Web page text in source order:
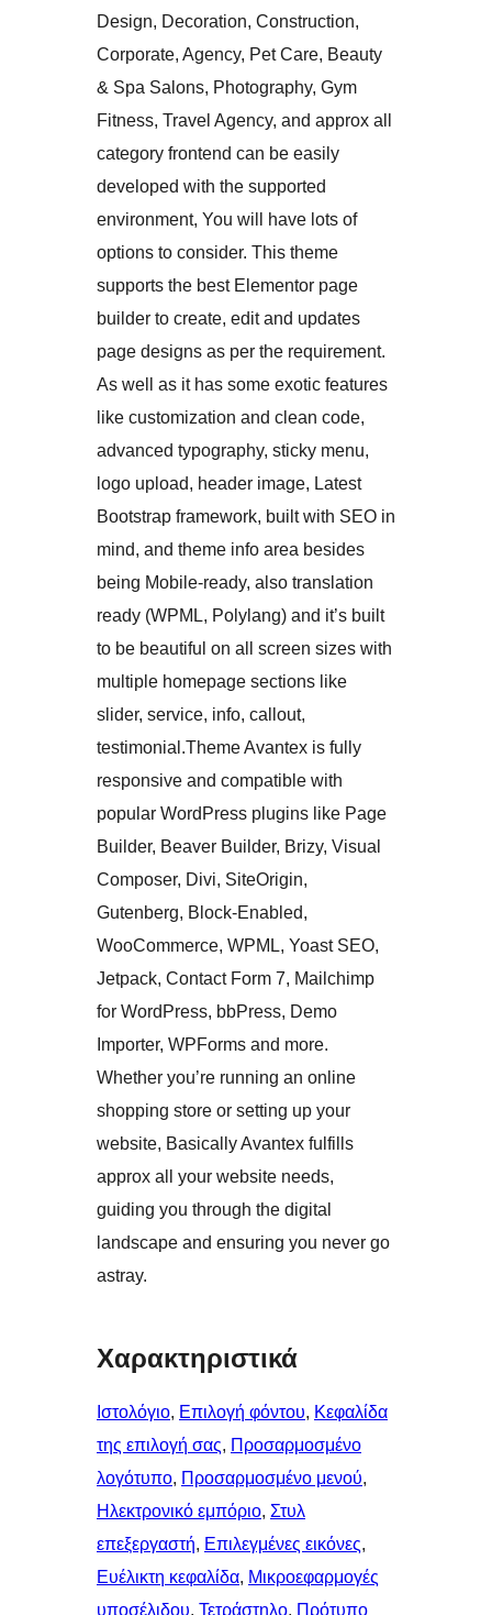
Design, Decoration, Construction,
Corporate, Agency, Pet Care, Beauty
& Spa Salons, Photography, Gym
Fitness, Travel Agency, and approx all
category frontend can be easily
developed with the supported
environment, You will have lots of
options to consider. This theme
supports the best Elementor page
builder to create, edit and updates
page designs as per the requirement.
As well as it has some exotic features
like customization and clean code,
advanced typography, sticky menu,
logo upload, header image, Latest
Bootstrap framework, built with SEO in
mind, and theme info area besides
being Mobile-ready, also translation
ready (WPML, Polylang) and it’s built
to be beautiful on all screen sizes with
multiple homepage sections like
slider, service, info, callout,
testimonial.Theme Avantex is fully
responsive and compatible with
popular WordPress plugins like Page
Builder, Beaver Builder, Brizy, Visual
Composer, Divi, SiteOrigin,
Gutenberg, Block-Enabled,
WooCommerce, WPML, Yoast SEO,
Jetpack, Contact Form 7, Mailchimp
for WordPress, bbPress, Demo
Importer, WPForms and more.
Whether you’re running an online
shopping store or setting up your
website, Basically Avantex fulfills
approx all your website needs,
guiding you through the digital
landscape and ensuring you never go
astray.
Χαρακτηριστικά
Ιστολόγιο, Επιλογή φόντου, Κεφαλίδα
της επιλογή σας, Προσαρμοσμένο
λογότυπο, Προσαρμοσμένο μενού
Ηλεκτρονικό εμπόριο, Στυλ
επεξεργαστή, Επιλεγμένες εικόνες
Ευέλικτη κεφαλίδα, Μικροεφαρμογές
υποσέλιδου, Τετράστηλο, Πρότυπο